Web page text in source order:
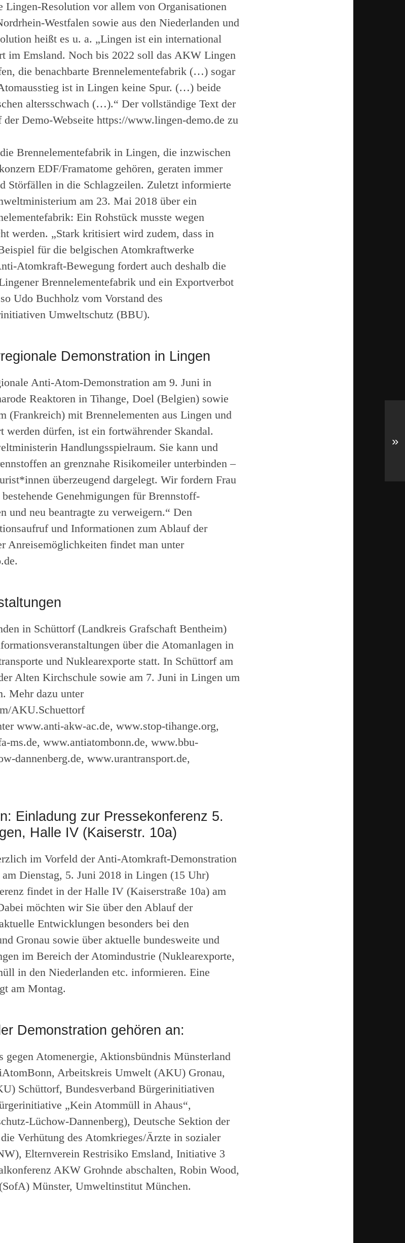
Lingen-Resolution vor allem von Organisationen
Westfalen sowie aus den Niederlanden und
heißt es u. a. „Lingen ist ein international
im Emsland. Noch bis 2022 soll das AKW Lingen
die benachbarte Brennelementefabrik (…) sogar
ist in Lingen keine Spur. (…) beide
altersschwach (…).“ Der vollständige Text der
Demo-Webseite https://www.lingen-demo.de zu
Brennelementefabrik in Lingen, die inzwischen
EDF/Framatome gehören, geraten immer
Störfällen in die Schlagzeilen. Zuletzt informierte
am 23. Mai 2018 über ein
Ein Rohstück musste wegen
werden. „Stark kritisiert wird zudem, dass in
für die belgischen Atomkraftwerke
Atomkraft-Bewegung fordert auch deshalb die
Brennelementefabrik und ein Exportverbot
Udo Buchholz vom Vorstand des
Umweltschutz (BBU).
Demonstration in Lingen
Anti-Atom-Demonstration am 9. Juni in
Reaktoren in Tihange, Doel (Belgien) sowie
(Frankreich) mit Brennelementen aus Lingen und
werden dürfen, ist ein fortwährender Skandal.
Handlungsspielraum. Sie kann und
an grenznahe Risikomeiler unterbinden –
überzeugend dargelegt. Wir fordern Frau
Genehmigungen für Brennstoff-
und neu beantragte zu verweigern.“ Den
und Informationen zum Ablauf der
Anreisemöglichkeiten findet man unter
in Schüttorf (Landkreis Grafschaft Bentheim)
über die Atomanlagen in
und Nuklearexporte statt. In Schüttorf am
Alten Kirchschule sowie am 7. Juni in Lingen um
Mehr dazu unter
AKU.Schuettorf
www.anti-akw-ac.de, www.stop-tihange.org,
ms.de, www.antiatombonn.de, www.bbu-
dannenberg.de, www.urantransport.de,
Einladung zur Pressekonferenz 5.
Halle IV (Kaiserstr. 10a)
im Vorfeld der Anti-Atomkraft-Demonstration
am Dienstag, 5. Juni 2018 in Lingen (15 Uhr)
findet in der Halle IV (Kaiserstraße 10a) am
möchten wir Sie über den Ablauf der
Entwicklungen besonders bei den
Gronau sowie über aktuelle bundesweite und
im Bereich der Atomindustrie (Nuklearexporte,
in den Niederlanden etc. informieren. Eine
am Montag.
Demonstration gehören an:
gegen Atomenergie, Aktionsbündnis Münsterland
Arbeitskreis Umwelt (AKU) Gronau,
Schüttorf, Bundesverband Bürgerinitiativen
„Kein Atommüll in Ahaus“,
Lüchow-Dannenberg), Deutsche Sektion der
Verhütung des Atomkrieges/Ärzte in sozialer
Elternverein Restrisiko Emsland, Initiative 3
AKW Grohnde abschalten, Robin Wood,
Münster, Umweltinstitut München.
»